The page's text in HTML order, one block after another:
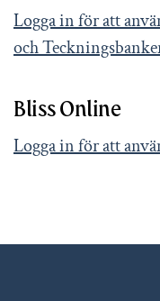
Logga in för att
och
Bliss Online
Logga in för att